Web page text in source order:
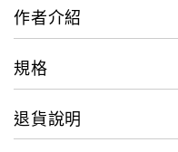
作者介紹
規格
退貨說明